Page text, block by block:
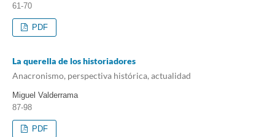
61-70
PDF
La querella de los historiadores
Anacronismo, perspectiva histórica, actualidad
Miguel Valderrama
87-98
PDF